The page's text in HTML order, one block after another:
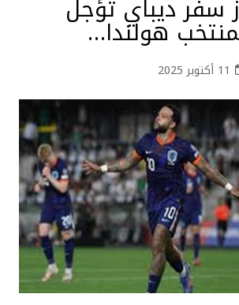
سفر ديباي تؤجل
هولندا…
11 أكتوبر 2025